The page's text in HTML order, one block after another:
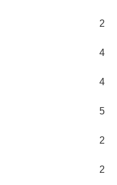
2
4
4
5
2
2